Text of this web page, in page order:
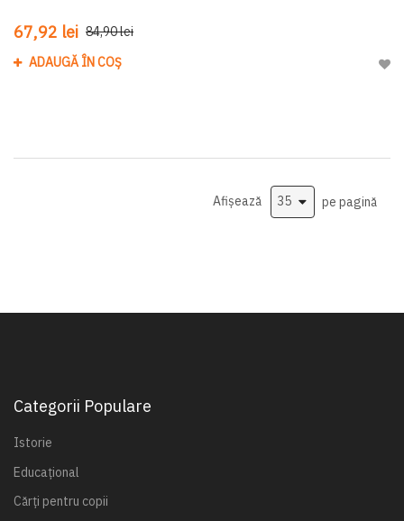
67,92 lei 84,90 lei
ADAUGĂ ÎN COȘ
Afișează pe pagină
Categorii Populare
Istorie
Educațional
Cărți pentru copii